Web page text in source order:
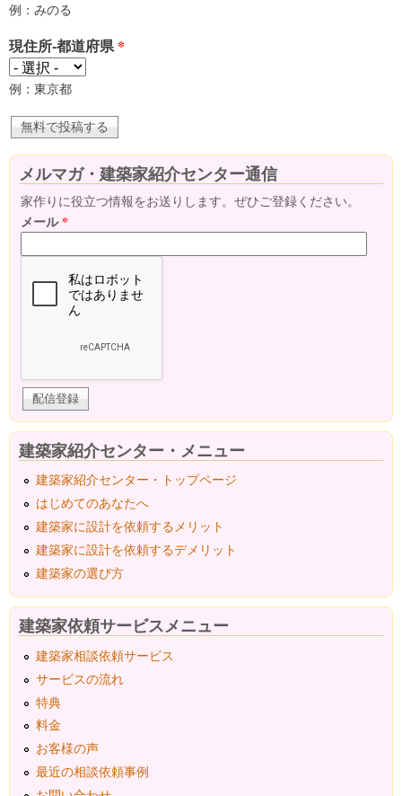
例：みのる
現住所-都道府県 *
例：東京都
メルマガ・建築家紹介センター通信
家作りに役立つ情報をお送りします。ぜひご登録ください。
メール*
建築家紹介センター・メニュー
建築家紹介センター・トップページ
はじめてのあなたへ
建築家に設計を依頼するメリット
建築家に設計を依頼するデメリット
建築家の選び方
建築家依頼サービスメニュー
建築家相談依頼サービス
サービスの流れ
特典
料金
お客様の声
最近の相談依頼事例